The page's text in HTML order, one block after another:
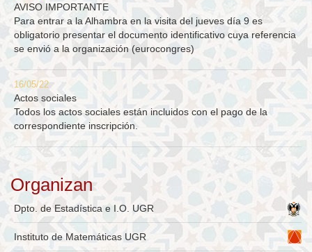
AVISO IMPORTANTE
Para entrar a la Alhambra en la visita del jueves día 9 es
obligatorio presentar el documento identificativo cuya referencia
se envió a la organización (eurocongres)
16/05/22
Actos sociales
Todos los actos sociales están incluidos con el pago de la
correspondiente inscripción.
Organizan
Dpto. de Estadística e I.O. UGR
Instituto de Matemáticas UGR